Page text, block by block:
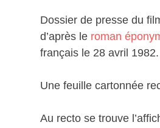
Dossier de presse du
d’après le roman
français le 28 avril 1982.
Une feuille cartonnée
Au recto se trouve